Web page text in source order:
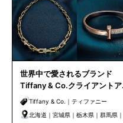
世界中で愛されるブランド
Tiffany & Co.クライアントア
バイザー｜クライアントケアセ
ンター
Tiffany & Co.｜ティファニー
北海道｜宮城県｜栃木県｜群馬県｜